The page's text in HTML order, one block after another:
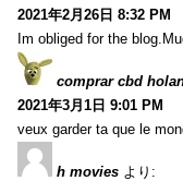
2021年2月26日 8:32 PM
Im obliged for the
comprar cbd
2021年3月1日 9:01 PM
veux garder ta que le
h movies より: